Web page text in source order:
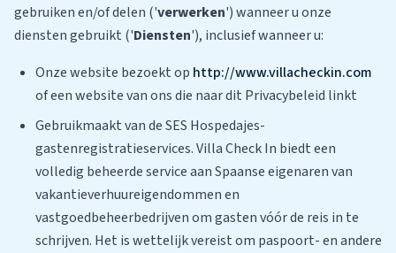
gebruiken en/of delen ('verwerken') wanneer u onze
diensten gebruikt ('Diensten'), inclusief wanneer u:
Onze website bezoekt op http://www.villacheckin.com
of een website van ons die naar dit Privacybeleid linkt
Gebruikmaakt van de SES Hospedajes-
gastenregistratieservices. Villa Check In biedt een
volledig beheerde service aan Spaanse eigenaren van
vakantieverhuureigendommen en
vastgoedbeheerbedrijven om gasten vóór de reis in te
schrijven. Het is wettelijk vereist om paspoort- en andere